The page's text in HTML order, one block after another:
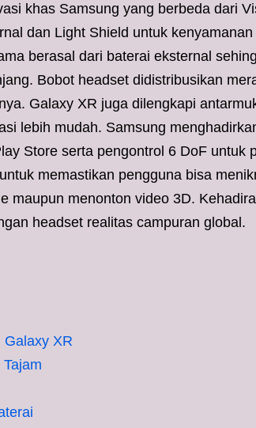
khas Samsung yang berbeda dari
dan Light Shield untuk
berasal dari baterai eksternal
Bobot headset didistribusikan
Galaxy XR juga dilengkapi
lebih mudah. Samsung
Store serta pengontrol 6 DoF untuk
memastikan pengguna bisa
maupun menonton video 3D.
headset realitas campuran global.
Galaxy XR